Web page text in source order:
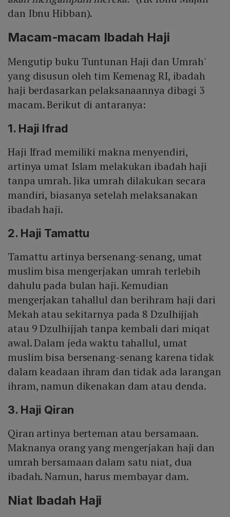
dan Ibnu Hibban).
Macam-macam Ibadah Haji
Mengutip buku Tuntunan Haji dan Umrah'
yang disusun oleh tim Kemenag RI, ibadah
haji berdasarkan pelaksanaannya dibagi 3
macam. Berikut di antaranya:
1. Haji Ifrad
Haji Ifrad memiliki makna menyendiri,
artinya umat Islam melakukan ibadah haji
tanpa umrah. Jika umrah dilakukan secara
mandiri, biasanya setelah melaksanakan
ibadah haji.
2. Haji Tamattu
Tamattu artinya bersenang-senang, umat
muslim bisa mengerjakan umrah terlebih
dahulu pada bulan haji. Kemudian
mengerjakan tahallul dan berihram haji dari
Mekah atau sekitarnya pada 8 Dzulhijjah
atau 9 Dzulhijjah tanpa kembali dari miqat
awal. Dalam jeda waktu tahallul, umat
muslim bisa bersenang-senang karena tidak
dalam keadaan ihram dan tidak ada larangan
ihram, namun dikenakan dam atau denda.
3. Haji Qiran
Qiran artinya berteman atau bersamaan.
Maknanya orang yang mengerjakan haji dan
umrah bersamaan dalam satu niat, dua
ibadah. Namun, harus membayar dam.
Niat Ibadah Haji